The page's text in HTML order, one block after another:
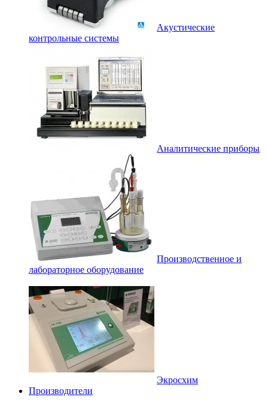
Акустические
контрольные системы
Аналитические приборы
Производственное и
лабораторное оборудование
Экросхим
Производители